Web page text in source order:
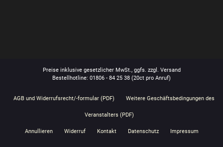
Preise inklusive gesetzlicher MwSt., ggfs. zzgl. Versand
Bestellhotline: 01806 - 84 25 38 (20ct pro Anruf)
AGB und Widerrufsrecht/-formular (PDF) Weitere Geschäftsbedingungen des
Veranstalters (PDF)
Annullieren Widerruf Kontakt Datenschutz Impressum